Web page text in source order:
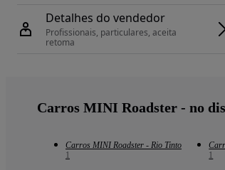
Detalhes do vendedor
Profissionais, particulares, aceita
retoma
Carros MINI Roadster - no
Carros MINI Roadster - Rio Tinto
1
1